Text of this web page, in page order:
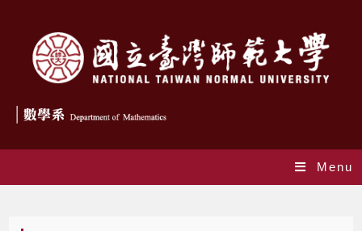
Menu